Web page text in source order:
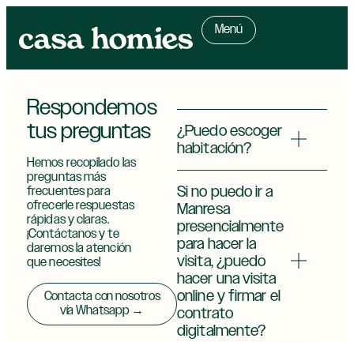
Menú
Respondemos
tus preguntas
Hemos recopilado las
preguntas más
frecuentes para
ofrecerle respuestas
rápidas y claras.
¡Contáctanos y te
daremos la atención
que necesites!
Contacta con nosotros
vía Whatsapp →
¿Puedo escoger
habitación?
Si no puedo ir a
Manresa
presencialmente
para hacer la
visita, ¿puedo
hacer una visita
online y firmar el
contrato
digitalmente?